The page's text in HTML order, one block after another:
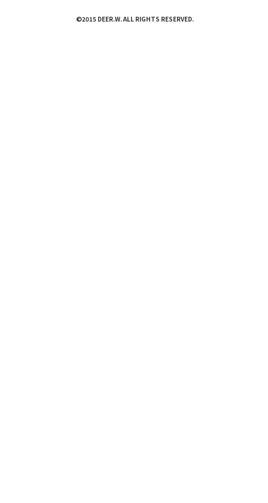
©2015 DEER.W. ALL RIGHTS RESERVED.